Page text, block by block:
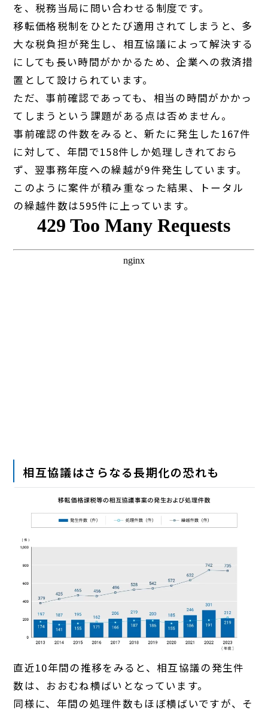
を、税務当局に問い合わせる制度です。
移転価格税制をひとたび適用されてしまうと、多
大な税負担が発生し、相互協議によって解決する
にしても長い時間がかかるため、企業への救済措
置として設けられています。
ただ、事前確認であっても、相当の時間がかかっ
てしまうという課題がある点は否めません。
事前確認の件数をみると、新たに発生した167件
に対して、年間で158件しか処理しきれておら
ず、翌事務年度への繰越が9件発生しています。
このように案件が積み重なった結果、トータル
の繰越件数は595件に上っています。
相互協議はさらなる長期化の恐れも
直近10年間の推移をみると、相互協議の発生件
数は、おおむね横ばいとなっています。
同様に、年間の処理件数もほぼ横ばいですが、そ